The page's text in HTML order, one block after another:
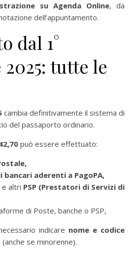
su Agenda Online, da
dell’appuntamento.
dal 1°
tutte le
cambia definitivamente il sistema di
del passaporto ordinario.
può essere effettuato:
bancari aderenti a PagoPA,
altri PSP (Prestatori di Servizi di
di Poste, banche o PSP,
indicare nome e codice
se minorenne).